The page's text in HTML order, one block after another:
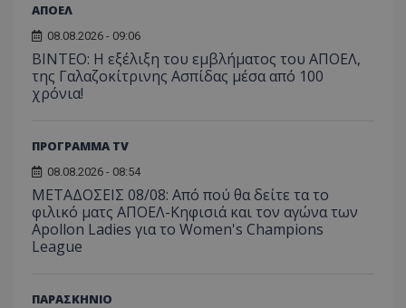
ΑΠΟΕΛ
08.08.2026 - 09:06
ΒΙΝΤΕΟ: Η εξέλιξη του εμβλήματος του ΑΠΟΕΛ,
της Γαλαζοκίτρινης Ασπίδας μέσα από 100
χρόνια!
ΠΡΟΓΡΑΜΜΑ TV
08.08.2026 - 08:54
ΜΕΤΑΔΟΣΕΙΣ 08/08: Από πού θα δείτε τα το
φιλικό ματς ΑΠΟΕΛ-Κηφισιά και τον αγώνα των
Apollon Ladies για το Women's Champions
League
ΠΑΡΑΣΚΗΝΙΟ